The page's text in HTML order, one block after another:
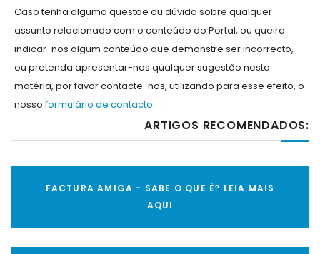
Caso tenha alguma questõe ou dúvida sobre qualquer
assunto relacionado com o conteúdo do Portal, ou queira
indicar-nos algum conteúdo que demonstre ser incorrecto,
ou pretenda apresentar-nos qualquer sugestão nesta
matéria, por favor contacte-nos, utilizando para esse efeito, o
nossoformulário de contacto
ARTIGOS RECOMENDADOS:
FACTURA AMIGA - SABE O QUE É? LEIA MAIS
AQUI